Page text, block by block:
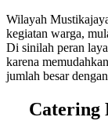
Wilayah
kegiatan warga,
Di sinilah peran
karena
jumlah besar
Catering